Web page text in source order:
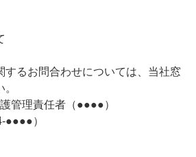
するお問合わせについては、当社窓
管理責任者（●●●●）
●●●●）